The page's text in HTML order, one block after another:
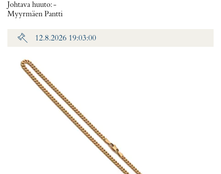
Johtava huuto:-
Myyrmäen Pantti
12.8.2026 19:03:00